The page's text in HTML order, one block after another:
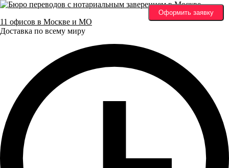
11 офисов в Москве и МО
Доставка по всему миру
Оформить заявку